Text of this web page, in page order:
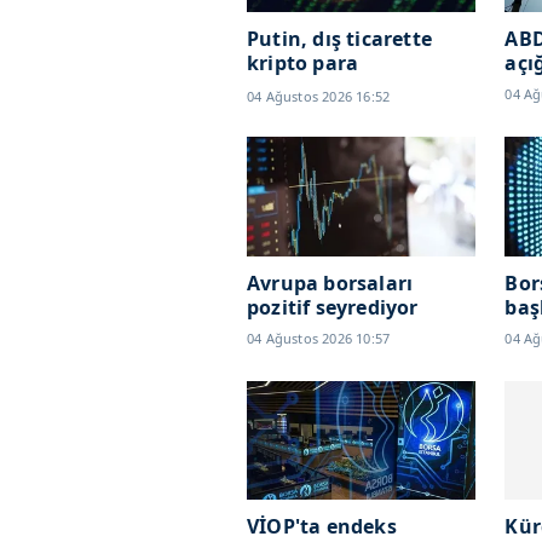
Putin, dış ticarette
kripto para
kullanımına izin verdi
04 Ağustos 2026 16:52 04
Avrupa borsaları
pozitif seyrediyor
04 Ağustos 2026 10:57 04
VİOP'ta endeks